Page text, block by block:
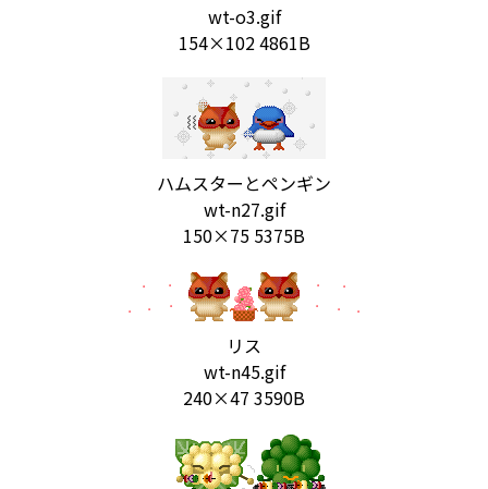
wt-o3.gif
154×102 4861B
ハムスターとペンギン
wt-n27.gif
150×75 5375B
リス
wt-n45.gif
240×47 3590B